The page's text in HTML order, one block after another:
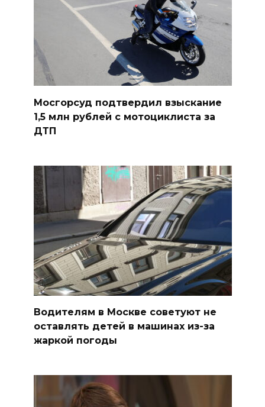
Мосгорсуд подтвердил взыскание
1,5 млн рублей с мотоциклиста за
ДТП
Водителям в Москве советуют не
оставлять детей в машинах из-за
жаркой погоды